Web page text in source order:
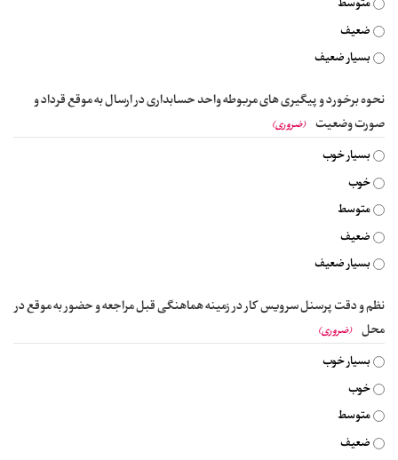
متوسط
ضعیف
بسیار ضعیف
نحوه برخورد و پیگیری های مربوطه واحد حسابداری در ارسال به موقع قرداد و
صورت وضعیت (ضروری)
بسیار خوب
خوب
متوسط
ضعیف
بسیار ضعیف
نظم و دقت پرسنل سرویس کار در زمینه هماهنگی قبل مراجعه و حضور به موقع در
محل (ضروری)
بسیار خوب
خوب
متوسط
ضعیف